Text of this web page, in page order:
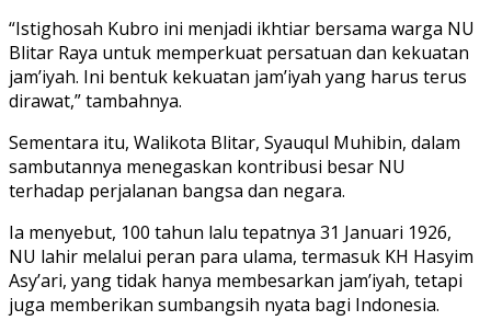
“Istighosah Kubro ini menjadi ikhtiar bersama warga NU
Blitar Raya untuk memperkuat persatuan dan kekuatan
jam’iyah. Ini bentuk kekuatan jam’iyah yang harus terus
dirawat,” tambahnya.
Sementara itu, Walikota Blitar, Syauqul Muhibin, dalam
sambutannya menegaskan kontribusi besar NU
terhadap perjalanan bangsa dan negara.
Ia menyebut, 100 tahun lalu tepatnya 31 Januari 1926,
NU lahir melalui peran para ulama, termasuk KH Hasyim
Asy’ari, yang tidak hanya membesarkan jam’iyah, tetapi
juga memberikan sumbangsih nyata bagi Indonesia.